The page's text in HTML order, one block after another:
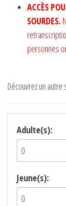
ACCÈS
SOURDES.
personnes
Découvrez un
Adulte(s):
Jeune(s):